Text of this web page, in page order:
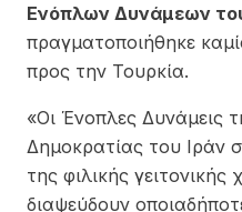
Ενόπλων Δυνάμεων
πραγματοποιήθηκε
προς την Τουρκία.
«Οι Ένοπλες Δυνάμεις
Δημοκρατίας του Ιράν
της φιλικής
διαψεύδουν